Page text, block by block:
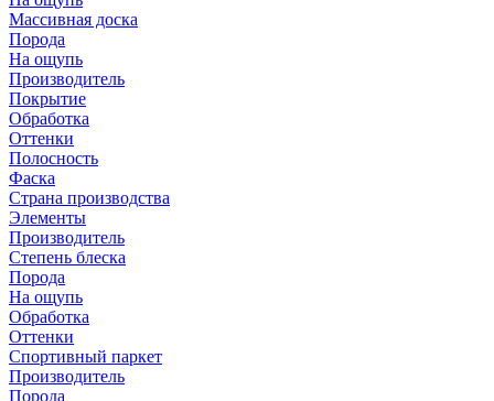
Массивная доска
Порода
На ощупь
Производитель
Покрытие
Обработка
Оттенки
Полосность
Фаска
Страна производства
Элементы
Производитель
Степень блеска
Порода
На ощупь
Обработка
Оттенки
Спортивный паркет
Производитель
Порода